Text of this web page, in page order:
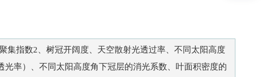
集指数2、树冠开阔度、天空散射光透过率、不同太阳高度
率）、不同太阳高度角下冠层的消光系数、叶面积密度的